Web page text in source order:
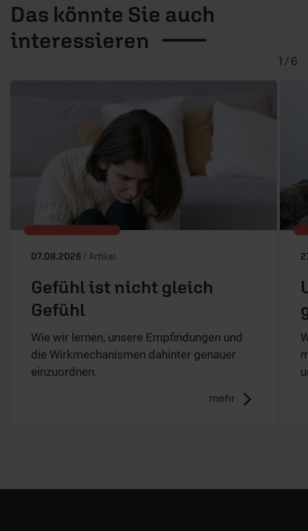
Das könnte Sie auch
interessieren
07.08.2026 / Artikel
Gefühl ist nicht gleich
Gefühl
Wie wir lernen, unsere Empfindungen und
die Wirkmechanismen dahinter genauer
einzuordnen.
mehr
1 / 6